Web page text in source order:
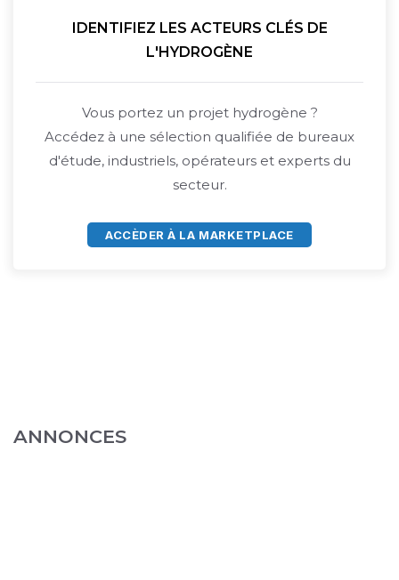
IDENTIFIEZ LES ACTEURS CLÉS DE
L'HYDROGÈNE
Vous portez un projet hydrogène ?
Accédez à une sélection qualifiée de bureaux
d'étude, industriels, opérateurs et experts du
secteur.
ACCÈDER À LA MARKETPLACE
ANNONCES